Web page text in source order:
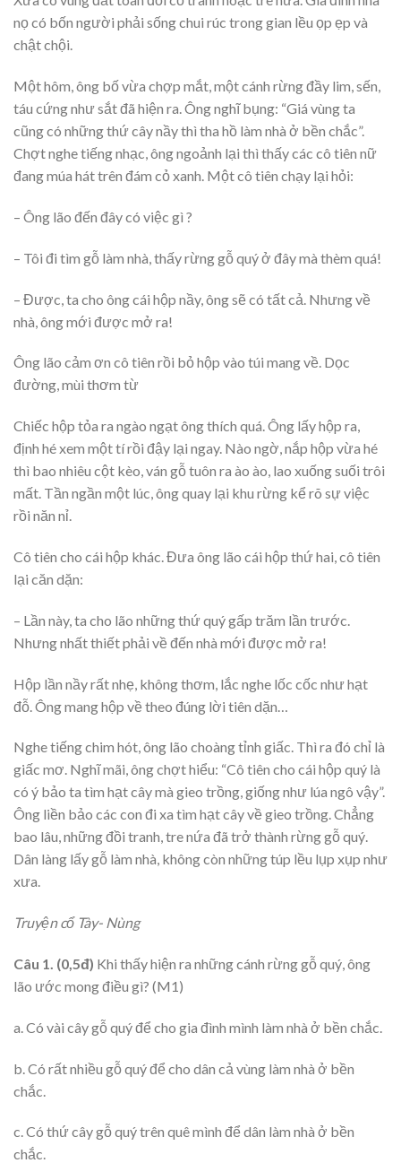
nọ có bốn người phải sống chui rúc trong gian lều ọp ẹp và
chật chội.
Một hôm, ông bố vừa chợp mắt, một cánh rừng đầy lim, sến,
táu cứng như sắt đã hiện ra. Ông nghĩ bụng: “Giá vùng ta
cũng có những thứ cây nầy thì tha hồ làm nhà ở bền chắc”.
Chợt nghe tiếng nhạc, ông ngoảnh lại thì thấy các cô tiên nữ
đang múa hát trên đám cỏ xanh. Một cô tiên chạy lại hỏi:
– Ông lão đến đây có việc gì ?
– Tôi đi tìm gỗ làm nhà, thấy rừng gỗ quý ở đây mà thèm quá!
– Được, ta cho ông cái hộp nầy, ông sẽ có tất cả. Nhưng về
nhà, ông mới được mở ra!
Ông lão cảm ơn cô tiên rồi bỏ hộp vào túi mang về. Dọc
đường, mùi thơm từ
Chiếc hộp tỏa ra ngào ngạt ông thích quá. Ông lấy hộp ra,
định hé xem một tí rồi đậy lại ngay. Nào ngờ, nắp hộp vừa hé
thì bao nhiêu cột kèo, ván gỗ tuôn ra ào ào, lao xuống suối trôi
mất. Tần ngần một lúc, ông quay lại khu rừng kể rõ sự việc
rồi năn nỉ.
Cô tiên cho cái hộp khác. Đưa ông lão cái hộp thứ hai, cô tiên
lại căn dặn:
– Lần này, ta cho lão những thứ quý gấp trăm lần trước.
Nhưng nhất thiết phải về đến nhà mới được mở ra!
Hộp lần nầy rất nhẹ, không thơm, lắc nghe lốc cốc như hạt
đỗ. Ông mang hộp về theo đúng lời tiên dặn…
Nghe tiếng chim hót, ông lão choàng tỉnh giấc. Thì ra đó chỉ là
giấc mơ. Nghĩ mãi, ông chợt hiểu: “Cô tiên cho cái hộp quý là
có ý bảo ta tìm hạt cây mà gieo trồng, giống như lúa ngô vậy”.
Ông liền bảo các con đi xa tìm hạt cây về gieo trồng. Chẳng
bao lâu, những đồi tranh, tre nứa đã trở thành rừng gỗ quý.
Dân làng lấy gỗ làm nhà, không còn những túp lều lụp xụp như
xưa.
Truyện cổ Tày- Nùng
Câu 1. (0,5đ) Khi thấy hiện ra những cánh rừng gỗ quý, ông
lão ước mong điều gì? (M1)
a. Có vài cây gỗ quý để cho gia đình mình làm nhà ở bền chắc.
b. Có rất nhiều gỗ quý để cho dân cả vùng làm nhà ở bền
chắc.
c. Có thứ cây gỗ quý trên quê mình để dân làm nhà ở bền
chắc.